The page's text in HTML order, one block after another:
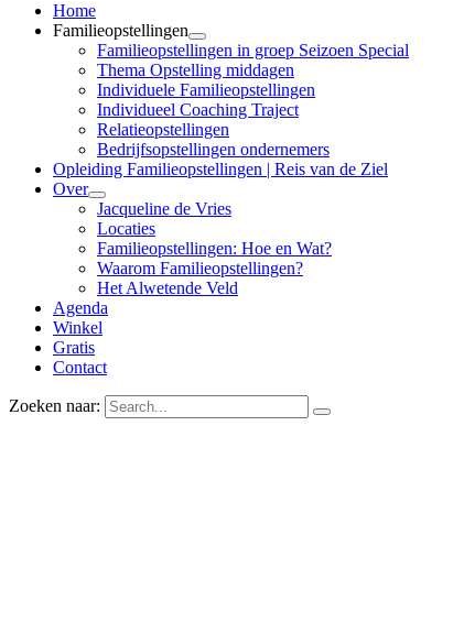
Home
Familieopstellingen
Familieopstellingen in groep Seizoen Special
Thema Opstelling middagen
Individuele Familieopstellingen
Individueel Coaching Traject
Relatieopstellingen
Bedrijfsopstellingen ondernemers
Opleiding Familieopstellingen | Reis van de Ziel
Over
Jacqueline de Vries
Locaties
Familieopstellingen: Hoe en Wat?
Waarom Familieopstellingen?
Het Alwetende Veld
Agenda
Winkel
Gratis
Contact
Zoeken naar: